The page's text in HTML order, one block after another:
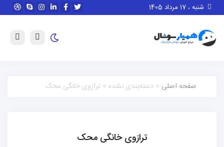
شنبه ، 17 مرداد 1405
صفحه اصلی > دسته‌بندی نشده > ترازوی خانگی محک
ترازوی خانگی محک